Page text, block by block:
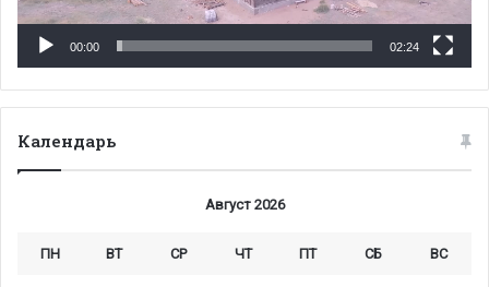
00:00 02:24
Календарь
Август 2026
ПН ВТ СР ЧТ ПТ СБ ВС